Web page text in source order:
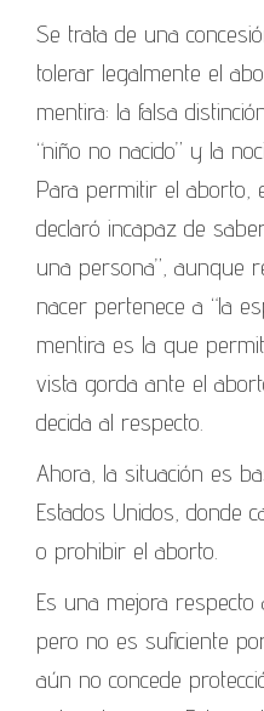
Se trata de una
tolerar legalmente el
mentira: la falsa
“niño no nacido” y la
Para permitir el aborto,
declaró incapaz de
una persona”, aunque
nacer pertenece a “la
mentira es la que
vista gorda ante el
decida al respecto.
Ahora, la situación es
Estados Unidos, donde
o prohibir el aborto.
Es una mejora
pero no es suficiente
aún no concede